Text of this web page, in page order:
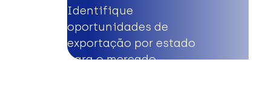
Identifique
oportunidades de
exportação por estado
para o mercado